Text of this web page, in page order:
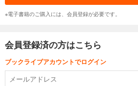
※電子書籍のご購入には、会員登録が必要です。
会員登録済の方はこちら
ブックライブアカウントでログイン